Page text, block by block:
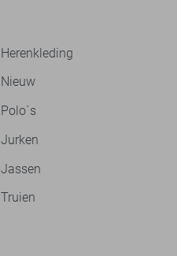
Herenkleding
Nieuw
Polo`s
Jurken
Jassen
Truien